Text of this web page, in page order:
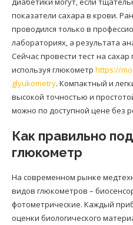
показатели сахара в крови.
проводился только в
лабораториях, а результата
Сейчас провести тест на
используя глюкометр https://
glyukometry. Компактный и
высокой точностью и
можно по доступной цене без
Как правильно
глюкометр
На современном рынке
видов глюкометров –
фотометрические. Каждый
оценки биологического